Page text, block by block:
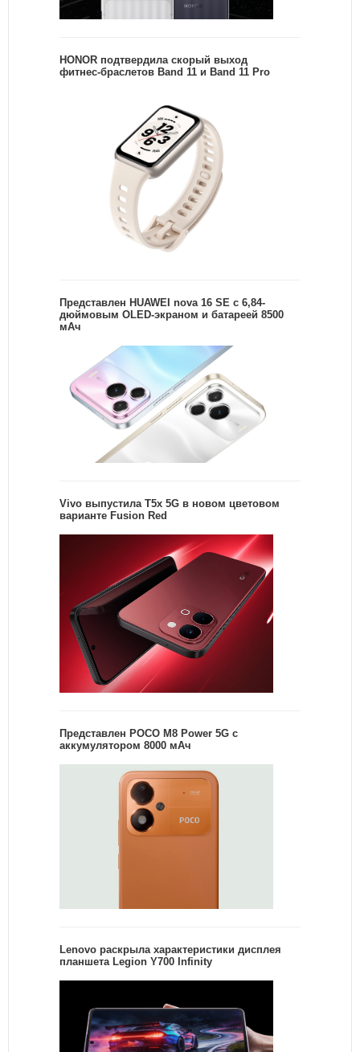
HONOR подтвердила скорый выход
фитнес-браслетов Band 11 и Band 11 Pro
Представлен HUAWEI nova 16 SE с 6,84-
дюймовым OLED-экраном и батареей 8500
мАч
Vivo выпустила T5x 5G в новом цветовом
варианте Fusion Red
Представлен POCO M8 Power 5G с
аккумулятором 8000 мАч
Lenovo раскрыла характеристики дисплея
планшета Legion Y700 Infinity